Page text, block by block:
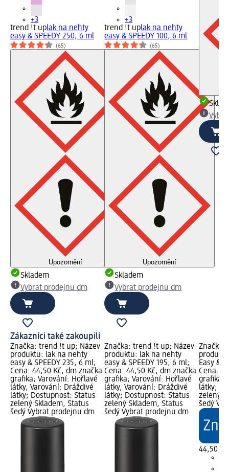
+3
trend !t uplak na nehty
easy & SPEEDY 250, 6 ml
(65)
Upozornění
Skladem
Vybrat prodejnu dm
+3
trend !t uplak na nehty
easy & SPEEDY 100, 6 ml
(65)
Upozornění
Skladem
Vybrat prodejnu dm
Zákazníci také zakoupili
Značka: trend !t up; Název
produktu: lak na nehty
easy & SPEEDY 235, 6 ml;
Cena: 44,50 Kč; dm značka
grafika; Varování: Hořlavé
látky, Varování: Dráždivé
látky; Dostupnost: Status
zelený Skladem, Status
šedý Vybrat prodejnu dm
Značka: trend !t up; Název
produktu: lak na nehty
easy & SPEEDY 195, 6 ml;
Cena: 44,50 Kč; dm značka
grafika; Varování: Hořlavé
látky, Varování: Dráždivé
látky; Dostupnost: Status
zelený Skladem, Status
šedý Vybrat prodejnu dm
Značka:
Easy &
Cena:
grafika;
látky;
zelený
šedý
44,50 Kč